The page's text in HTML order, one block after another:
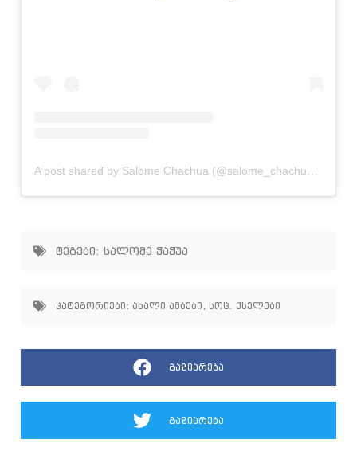
ტეგები: სალომე ჭაჭუა
კატეგორიები: ახალი ამბები , სოც. ქსელები
გაზიარება
გაზიარება